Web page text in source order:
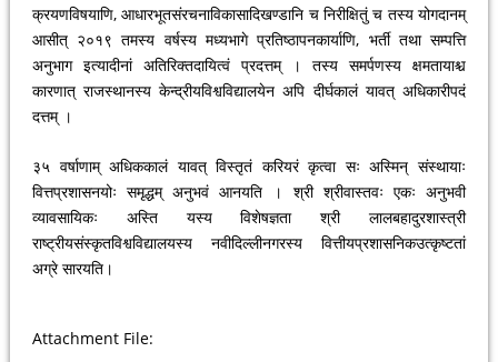
क्रयणविषयाणि, आधारभूतसंरचनाविकासादिखण्डानि च निरीक्षितुं च तस्य योगदानम्
आसीत् २०१९ तमस्य वर्षस्य मध्यभागे प्रतिष्ठापनकार्याणि, भर्ती तथा सम्पत्ति
अनुभाग इत्यादीनां अतिरिक्तदायित्वं प्रदत्तम् । तस्य समर्पणस्य क्षमतायाश्च
कारणात् राजस्थानस्य केन्द्रीयविश्वविद्यालयेन अपि दीर्घकालं यावत् अधिकारीपदं
दत्तम् ।
३५ वर्षाणाम् अधिककालं यावत् विस्तृतं करियरं कृत्वा सः अस्मिन् संस्थायाः
वित्तप्रशासनयोः समृद्धम् अनुभवं आनयति । श्री श्रीवास्तवः एकः अनुभवी
व्यावसायिकः अस्ति यस्य विशेषज्ञता श्री लालबहादुरशास्त्री
राष्ट्रीयसंस्कृतविश्वविद्यालयस्य नवीदिल्लीनगरस्य वित्तीयप्रशासनिकउत्कृष्टतां
अग्रे सारयति।
Attachment File: